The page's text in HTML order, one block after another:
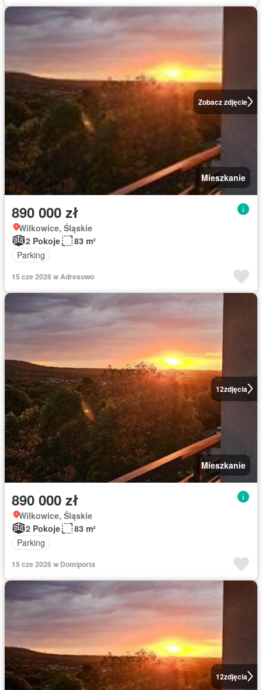
Zobacz zdjęcie
Mieszkanie
890 000 zł
Wilkowice, Śląskie
2 Pokoje
83 m²
Parking
15 cze 2026 w Adresowo
12zdjęcia
Mieszkanie
890 000 zł
Wilkowice, Śląskie
2 Pokoje
83 m²
Parking
15 cze 2026 w Domiporta
12zdjęcia